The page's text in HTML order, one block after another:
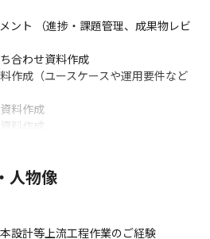
ント （進捗・課題管理、成果物レビ
合わせ資料作成
作成（ユースケースや運用要件など
料作成
料作成
に必要な作業）
人物像
設計等上流工程作業のご経験